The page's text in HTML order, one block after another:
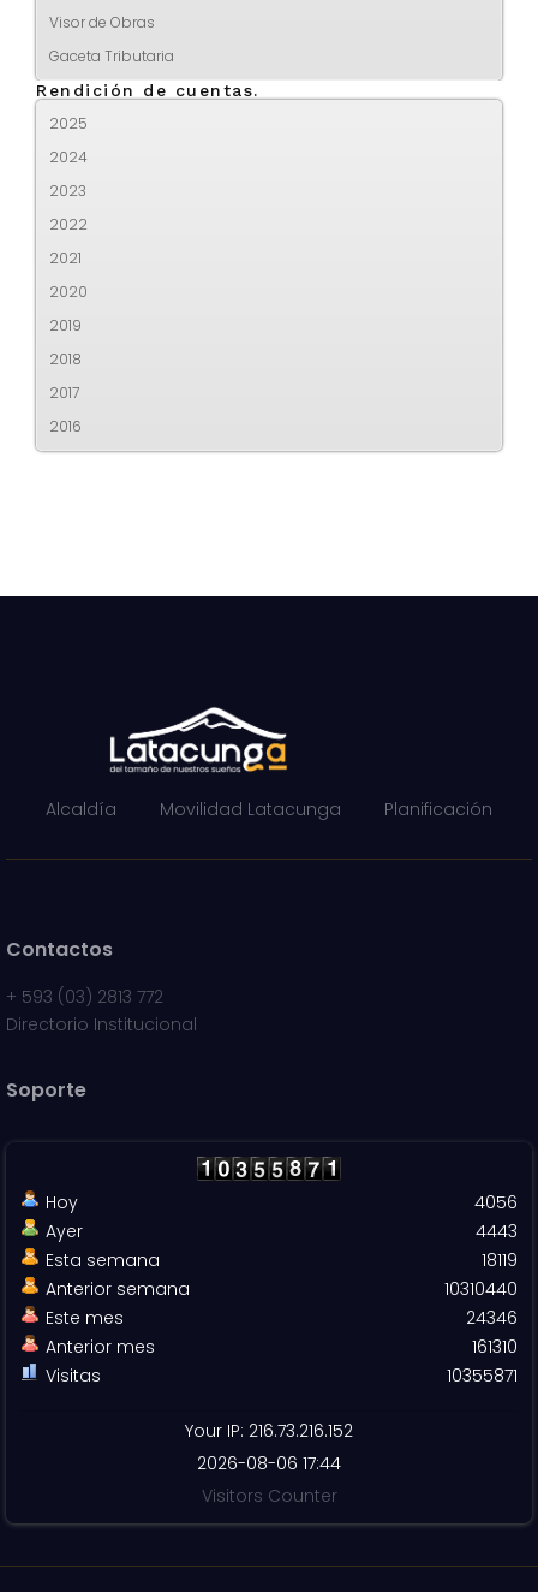
Visor de Obras
Gaceta Tributaria
Rendición de cuentas.
2025
2024
2023
2022
2021
2020
2019
2018
2017
2016
Alcaldía Movilidad Latacunga Planificación
Contactos
+ 593 (03) 2813 772
Directorio Institucional
Soporte
Hoy
Ayer
Esta semana
Anterior semana
Este mes
Anterior mes
Visitas
4056
4443
18119
10310440
24346
161310
10355871
Your IP: 216.73.216.152
2026-08-06 17:44
Visitors Counter